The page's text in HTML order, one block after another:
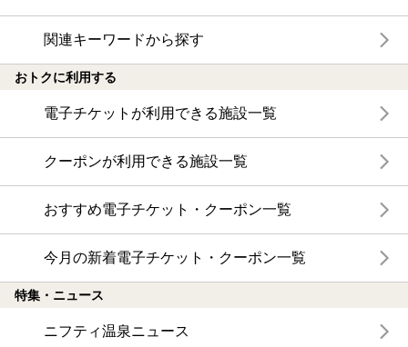
関連キーワードから探す
おトクに利用する
電子チケットが利用できる施設一覧
クーポンが利用できる施設一覧
おすすめ電子チケット・クーポン一覧
今月の新着電子チケット・クーポン一覧
特集・ニュース
ニフティ温泉ニュース